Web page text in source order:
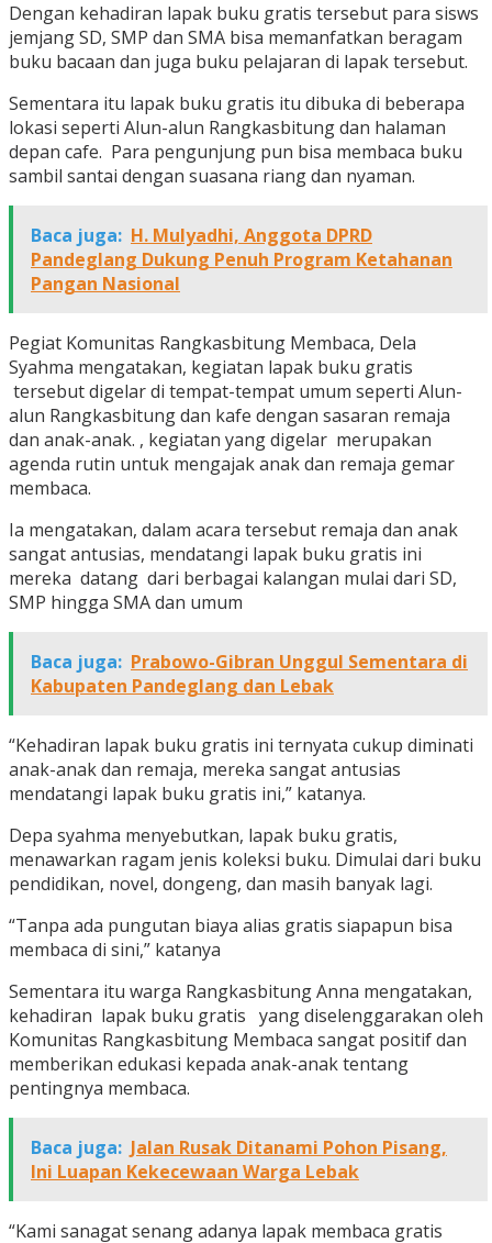
Dengan kehadiran lapak buku gratis tersebut para sisws
jemjang SD, SMP dan SMA bisa memanfatkan beragam
buku bacaan dan juga buku pelajaran di lapak tersebut.
Sementara itu lapak buku gratis itu dibuka di beberapa
lokasi seperti Alun-alun Rangkasbitung dan halaman
depan cafe. Para pengunjung pun bisa membaca buku
sambil santai dengan suasana riang dan nyaman.
Baca juga: H. Mulyadhi, Anggota DPRD
Pandeglang Dukung Penuh Program Ketahanan
Pangan Nasional
Pegiat Komunitas Rangkasbitung Membaca, Dela
Syahma mengatakan, kegiatan lapak buku gratis
tersebut digelar di tempat-tempat umum seperti Alun-
alun Rangkasbitung dan kafe dengan sasaran remaja
dan anak-anak. , kegiatan yang digelar merupakan
agenda rutin untuk mengajak anak dan remaja gemar
membaca.
Ia mengatakan, dalam acara tersebut remaja dan anak
sangat antusias, mendatangi lapak buku gratis ini
mereka datang dari berbagai kalangan mulai dari SD,
SMP hingga SMA dan umum
Baca juga: Prabowo-Gibran Unggul Sementara di
Kabupaten Pandeglang dan Lebak
“Kehadiran lapak buku gratis ini ternyata cukup diminati
anak-anak dan remaja, mereka sangat antusias
mendatangi lapak buku gratis ini,” katanya.
Depa syahma menyebutkan, lapak buku gratis,
menawarkan ragam jenis koleksi buku. Dimulai dari buku
pendidikan, novel, dongeng, dan masih banyak lagi.
“Tanpa ada pungutan biaya alias gratis siapapun bisa
membaca di sini,” katanya
Sementara itu warga Rangkasbitung Anna mengatakan,
kehadiran lapak buku gratis yang diselenggarakan oleh
Komunitas Rangkasbitung Membaca sangat positif dan
memberikan edukasi kepada anak-anak tentang
pentingnya membaca.
Baca juga: Jalan Rusak Ditanami Pohon Pisang,
Ini Luapan Kekecewaan Warga Lebak
“Kami sanagat senang adanya lapak membaca gratis